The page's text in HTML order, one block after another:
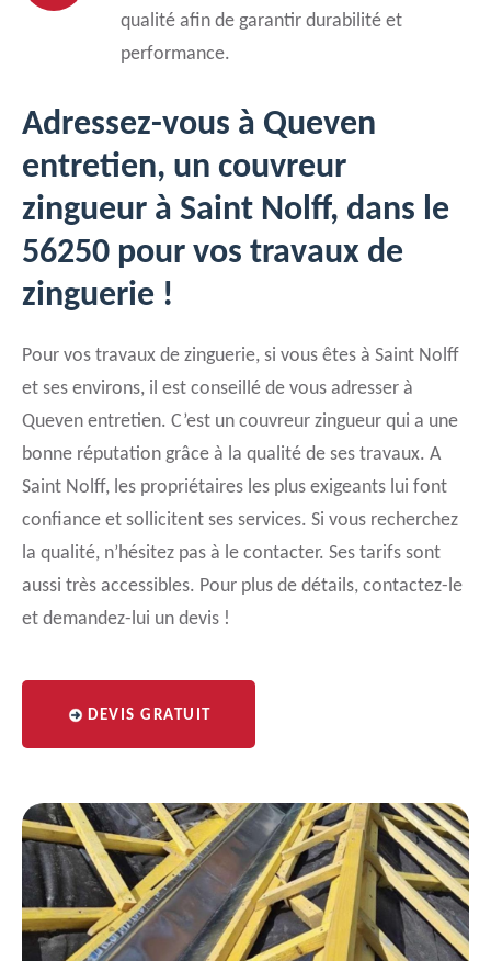
qualité afin de garantir durabilité et
performance.
Adressez-vous à Queven
entretien, un couvreur
zingueur à Saint Nolff, dans le
56250 pour vos travaux de
zinguerie !
Pour vos travaux de zinguerie, si vous êtes à Saint Nolff
et ses environs, il est conseillé de vous adresser à
Queven entretien. C’est un couvreur zingueur qui a une
bonne réputation grâce à la qualité de ses travaux. A
Saint Nolff, les propriétaires les plus exigeants lui font
confiance et sollicitent ses services. Si vous recherchez
la qualité, n’hésitez pas à le contacter. Ses tarifs sont
aussi très accessibles. Pour plus de détails, contactez-le
et demandez-lui un devis !
DEVIS GRATUIT